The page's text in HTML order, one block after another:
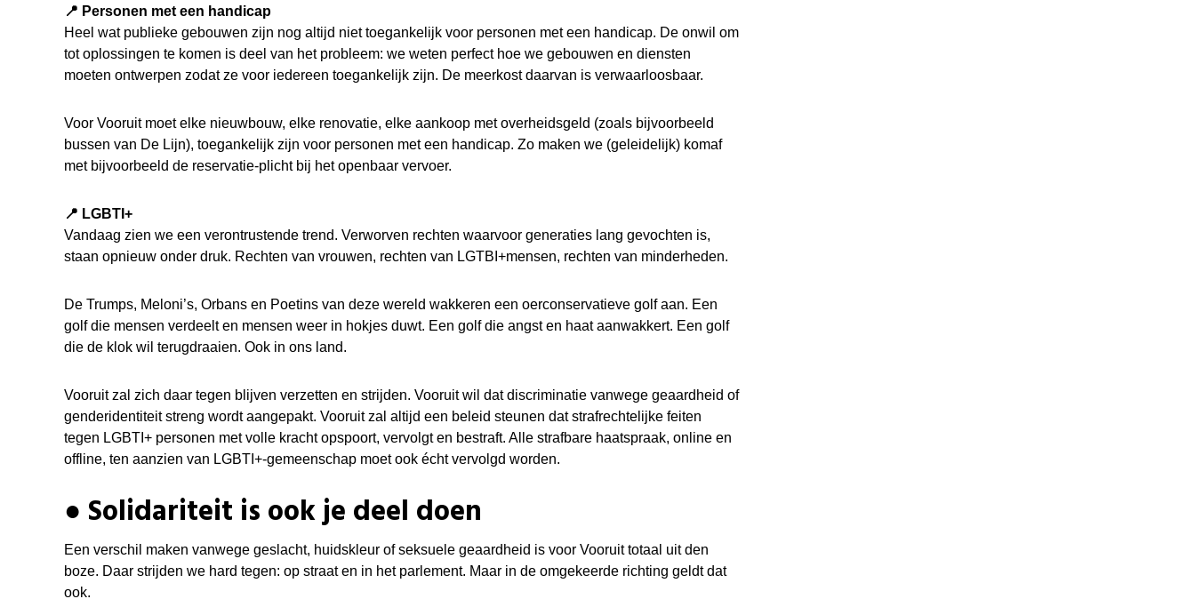
📍 Personen met een handicap
Heel wat publieke gebouwen zijn nog altijd niet toegankelijk voor personen met een handicap. De onwil om
tot oplossingen te komen is deel van het probleem: we weten perfect hoe we gebouwen en diensten
moeten ontwerpen zodat ze voor iedereen toegankelijk zijn. De meerkost daarvan is verwaarloosbaar.
Voor Vooruit moet elke nieuwbouw, elke renovatie, elke aankoop met overheidsgeld (zoals bijvoorbeeld
bussen van De Lijn), toegankelijk zijn voor personen met een handicap. Zo maken we (geleidelijk) komaf
met bijvoorbeeld de reservatie-plicht bij het openbaar vervoer.
📍 LGBTI+
Vandaag zien we een verontrustende trend. Verworven rechten waarvoor generaties lang gevochten is,
staan opnieuw onder druk. Rechten van vrouwen, rechten van LGTBI+mensen, rechten van minderheden.
De Trumps, Meloni’s, Orbans en Poetins van deze wereld wakkeren een oerconservatieve golf aan. Een
golf die mensen verdeelt en mensen weer in hokjes duwt. Een golf die angst en haat aanwakkert. Een golf
die de klok wil terugdraaien. Ook in ons land.
Vooruit zal zich daar tegen blijven verzetten en strijden. Vooruit wil dat discriminatie vanwege geaardheid of
genderidentiteit streng wordt aangepakt. Vooruit zal altijd een beleid steunen dat strafrechtelijke feiten
tegen LGBTI+ personen met volle kracht opspoort, vervolgt en bestraft. Alle strafbare haatspraak, online en
offline, ten aanzien van LGBTI+-gemeenschap moet ook écht vervolgd worden.
● Solidariteit is ook je deel doen
Een verschil maken vanwege geslacht, huidskleur of seksuele geaardheid is voor Vooruit totaal uit den
boze. Daar strijden we hard tegen: op straat en in het parlement. Maar in de omgekeerde richting geldt dat
ook.